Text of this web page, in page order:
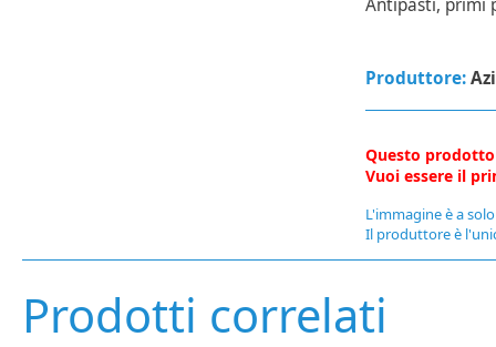
Antipasti, primi
Produttore:
Questo
Vuoi essere il
L'immagine è a
Il produttore è
Prodotti correlati